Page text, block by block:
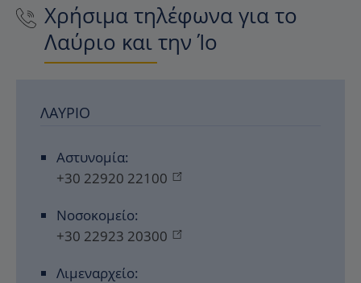
Χρήσιμα τηλέφωνα για το
Λαύριο και την Ίο
ΛΑΎΡΙΟ
Αστυνομία:
+30 22920 22100
Νοσοκομείο:
+30 22923 20300
Λιμεναρχείο: